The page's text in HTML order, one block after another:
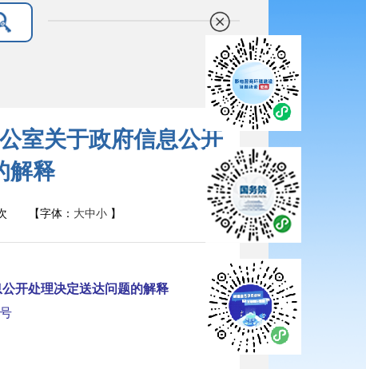
室关于政府信息公开
解释
【字体： 大中小 】
开处理决定送达问题的解释